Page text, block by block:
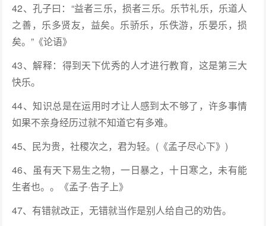
42、孔子曰：“益者三乐，损者三乐。乐节礼乐，乐道人
之善，乐多贤友，益矣。乐骄乐，乐佚游，乐晏乐，损
矣。”《论语》
43、解释：得到天下优秀的人才进行教育，这是第三大
快乐。
44、知识总是在运用时才让人感到太不够了，许多事情
如果不亲身经历过就不知道它有多难。
45、民为贵，社稷次之，君为轻。(《孟子尽心下》)
46、虽有天下易生之物，一日暴之，十日寒之，未有能
生者也。。《孟子·告子上》
47、有错就改正，无错就当作是别人给自己的劝告。